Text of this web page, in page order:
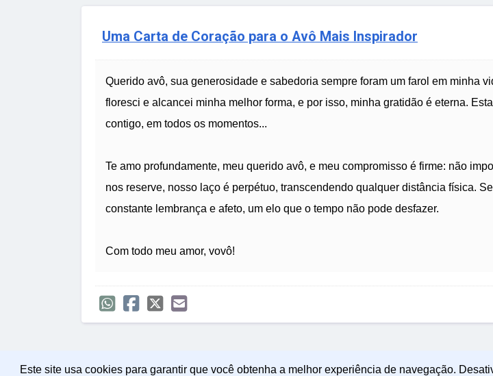
Este site usa cookies para garantir que você obtenha a melhor experiência de navegação.
Uma Carta de Coração para o Avô Mais Inspirador
Querido avô, sua generosidade e sabedoria sempre foram um farol em minha
floresci e alcancei minha melhor forma, e por isso, minha gratidão é eterna.
contigo, em todos os momentos...
Te amo profundamente, meu querido avô, e meu compromisso é firme: não
nos reserve, nosso laço é perpétuo, transcendendo qualquer distância física.
constante lembrança e afeto, um elo que o tempo não pode desfazer.
Com todo meu amor, vovô!